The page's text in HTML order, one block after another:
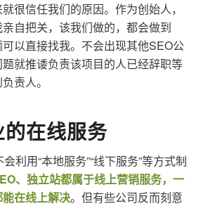
很信任我们的原因。作为创始人，
自把关，该我们做的，都会做到
以直接找我。不会出现其他SEO公
就推诿负责该项目的人已经辞职等
责人。
在线服务
利用“本地服务”“线下服务”等方式制
、独立站都属于线上营销服务，一
在线上解决。但有些公司反而刻意